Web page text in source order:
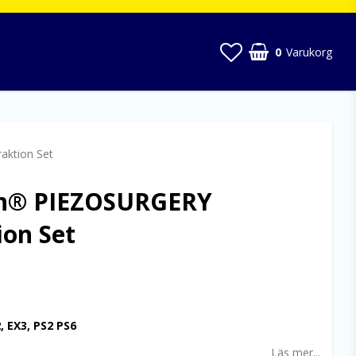
0 Varukorg
Set
PIEZOSURGERY
Set
PS2 PS6
Läs mer...